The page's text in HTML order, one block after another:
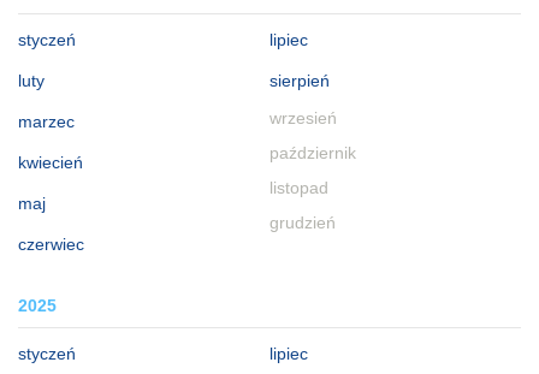
styczeń
luty
marzec
kwiecień
maj
czerwiec
lipiec
sierpień
wrzesień
październik
listopad
grudzień
2025
styczeń lipiec